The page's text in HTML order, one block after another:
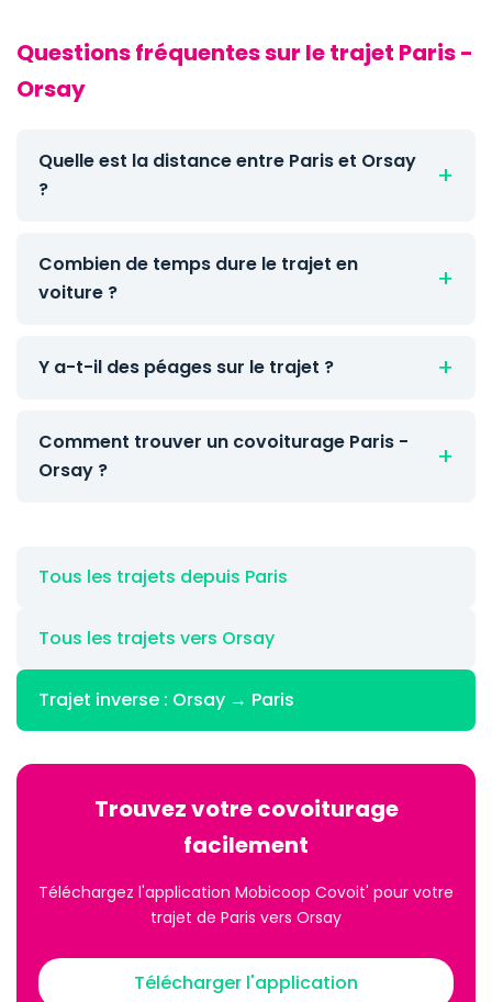
Questions fréquentes sur le trajet Paris -
Orsay
Quelle est la distance entre Paris et Orsay
?
Combien de temps dure le trajet en
voiture ?
Y a-t-il des péages sur le trajet ?
Comment trouver un covoiturage Paris -
Orsay ?
Tous les trajets depuis Paris
Tous les trajets vers Orsay
Trajet inverse : Orsay → Paris
Trouvez votre covoiturage
facilement
Téléchargez l'application Mobicoop Covoit' pour votre
trajet de Paris vers Orsay
Télécharger l'application